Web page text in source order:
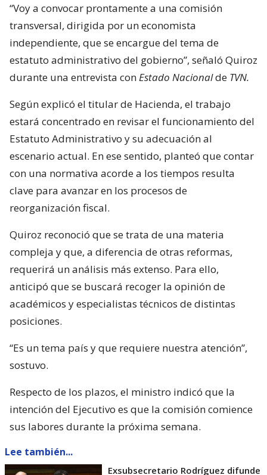
“Voy a convocar prontamente a una comisión
transversal, dirigida por un economista
independiente, que se encargue del tema de
estatuto administrativo del gobierno”, señaló Quiroz
durante una entrevista con Estado Nacionalde TVN.
Según explicó el titular de Hacienda, el trabajo
estará concentrado en revisar el funcionamiento del
Estatuto Administrativo y su adecuación al
escenario actual. En ese sentido, planteó que contar
con una normativa acorde a los tiempos resulta
clave para avanzar en los procesos de
reorganización fiscal.
Quiroz reconoció que se trata de una materia
compleja y que, a diferencia de otras reformas,
requerirá un análisis más extenso. Para ello,
anticipó que se buscará recoger la opinión de
académicos y especialistas técnicos de distintas
posiciones.
“Es un tema país y que requiere nuestra atención”,
sostuvo.
Respecto de los plazos, el ministro indicó que la
intención del Ejecutivo es que la comisión comience
sus labores durante la próxima semana.
Lee también...
Exsubsecretario Rodríguez difunde